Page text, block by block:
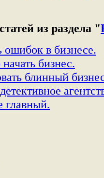
из раздела "
ошибок в бизнесе.
бизнес.
блинный
главный.